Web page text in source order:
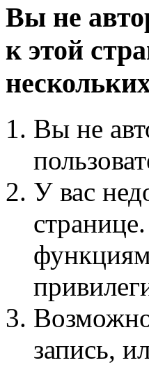
Вы не
к этой
Вы не
У вас
запись,